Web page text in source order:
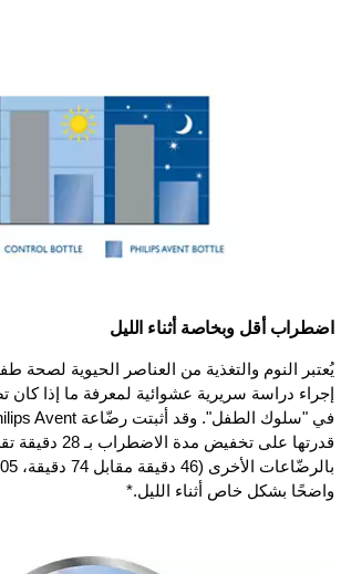
اضطراب أقل وبخاصة أثناء الليل
يُعتبر النوم والتغذية من العناصر الحيوية لصحة
إجراء دراسة سريرية عشوائية لمعرفة ما إذا كان
قدرتها على تخفيض
واضحًا بشكل خاص أثناء الليل.*